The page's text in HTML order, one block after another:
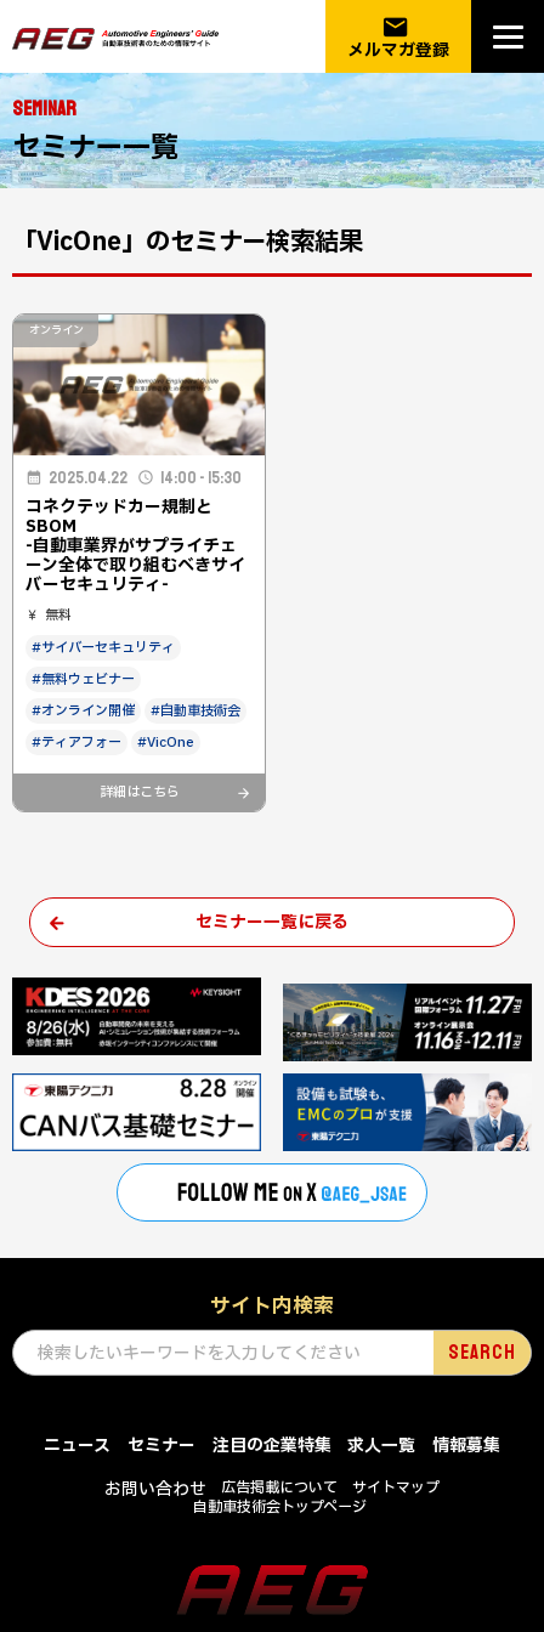
email
メルマガ登録
SEMINAR
セミナー一覧
「VicOne」のセミナー検索結果
オンライン
2025.04.22 14:00 - 15:30
コネクテッドカー規制と
SBOM
-自動車業界がサプライチェ
ーン全体で取り組むべきサイ
バーセキュリティ-
無料
#サイバーセキュリティ
#無料ウェビナー
#オンライン開催
#自動車技術会
#ティアフォー
#VicOne
詳細はこちら
セミナー一覧に戻る
サイト内検索
ニュース セミナー 注目の企業特集 求人一覧
情報募集
お問い合わせ
広告掲載について
サイトマップ
自動車技術会トップページ